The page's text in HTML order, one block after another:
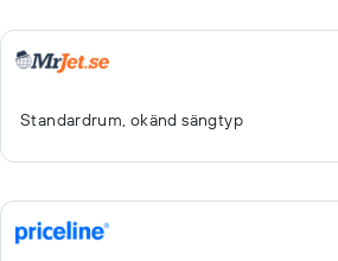
Standardrum, okänd sängtyp